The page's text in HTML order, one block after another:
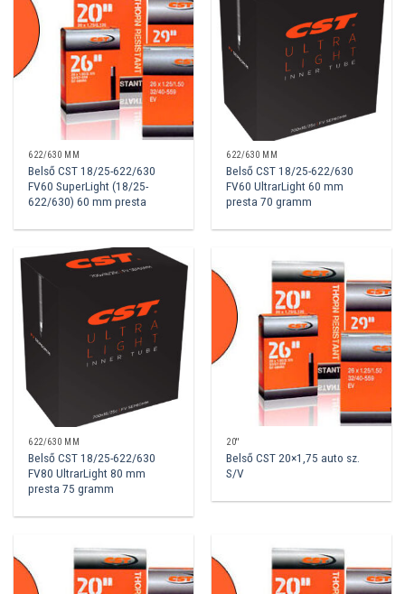
622/630 MM
Belső CST 18/25-622/630
FV60 SuperLight (18/25-
622/630) 60 mm presta
622/630 MM
Belső CST 18/25-622/630
FV60 UltrarLight 60 mm
presta 70 gramm
622/630 MM
Belső CST 18/25-622/630
FV80 UltrarLight 80 mm
presta 75 gramm
20''
Belső CST 20×1,75 auto sz.
S/V